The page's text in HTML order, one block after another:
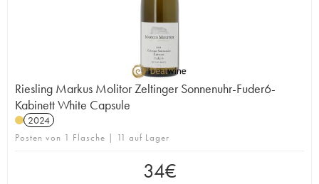
Riesling Markus Molitor Zeltinger Sonnenuhr-Fuder6-
Kabinett White Capsule
2024
Posten von 1 Flasche | 11 auf Lager
34€